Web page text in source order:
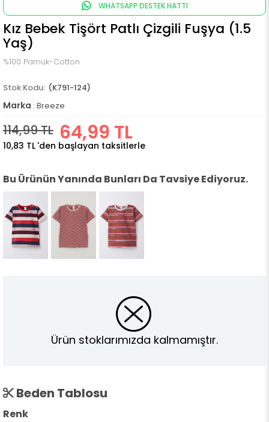
WHATSAPP DESTEK HATTI
Kız Bebek Tişört Patlı Çizgili Fuşya (1.5
Yaş)
%100 Pamuk-Cotton
(K791-124)
Marka : Breeze
114,99 TL 64,99 TL
10,83 TL 'den başlayan taksitlerle
Bu Ürünün Yanında Bunları Da Tavsiye Ediyoruz.
Ürün stoklarımızda kalmamıştır.
Beden Tablosu
Renk